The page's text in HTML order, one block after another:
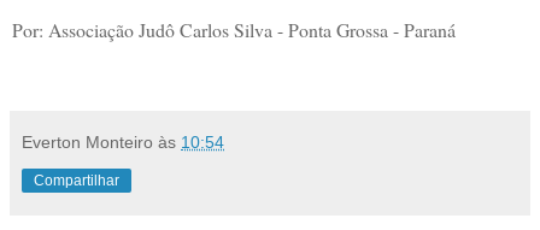
Por: Associação Judô Carlos Silva - Ponta Grossa - Paraná
Everton Monteiro às 10:54
Compartilhar